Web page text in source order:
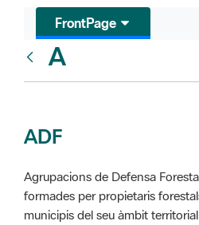
FrontPage
A
ADF
Agrupacions de Defensa
formades per propietaris
municipis del seu àmbit